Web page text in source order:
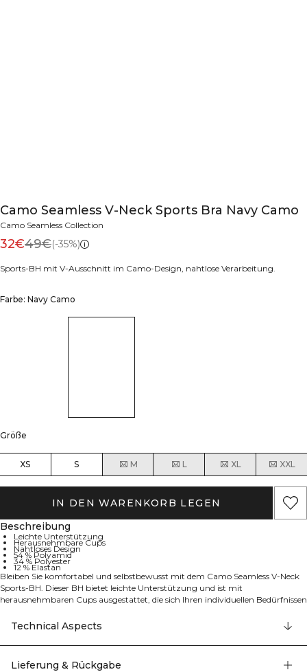
Camo Seamless V-Neck Sports Bra Navy Camo
Camo Seamless Collection
32€49€(-35%)
Sports-BH mit V-Ausschnitt im Camo-Design, nahtlose Verarbeitung.
Farbe: Navy Camo
Größe
XS S M L XL XXL
IN DEN WARENKORB LEGEN
Beschreibung
Leichte Unterstützung
Herausnehmbare Cups
Nahtloses Design
54 % Polyamid
34 % Polyester
12 % Elastan
Bleiben Sie komfortabel und selbstbewusst mit dem Camo Seamless V-Neck
Sports-BH. Dieser BH bietet leichte Unterstützung und ist mit
herausnehmbaren Cups ausgestattet, die sich Ihren individuellen Bedürfnissen
angenehm trocken und macht ihn zur perfekten Wahl für leichte Workouts
oder als Begleiter durch den Tag. Das nahtlose Design sorgt für eine optimale
Passform, während der V-Ausschnitt eine feminine Silhouette verleiht. 54%
Technical Aspects
Lieferung & Rückgabe